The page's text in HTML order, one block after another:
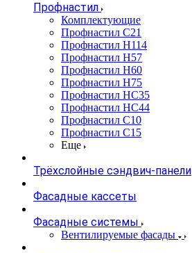
Профнастил
Комплектующие
Профнастил C21
Профнастил Н114
Профнастил Н57
Профнастил Н60
Профнастил Н75
Профнастил НС35
Профнастил НС44
Профнастил С10
Профнастил С15
Еще
Трёхслойные сэндвич-панели
Фасадные кассеты
Фасадные системы
Вентилируемые фасады